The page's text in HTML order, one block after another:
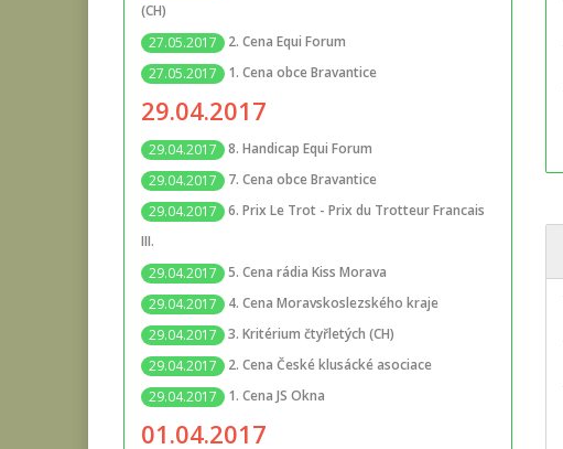
(CH)
27.05.2017
2. Cena Equi Forum
27.05.2017
1. Cena obce Bravantice
29.04.2017
29.04.2017
8. Handicap Equi Forum
29.04.2017
7. Cena obce Bravantice
29.04.2017
6. Prix Le Trot - Prix du Trotteur Francais
III.
29.04.2017
5. Cena rádia Kiss Morava
29.04.2017
4. Cena Moravskoslezského kraje
29.04.2017
3. Kritérium čtyřletých (CH)
29.04.2017
2. Cena České klusácké asociace
29.04.2017
1. Cena JS Okna
01.04.2017